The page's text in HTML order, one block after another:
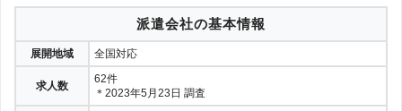
派遣会社の基本情報
展開地域 全国対応
求人数
62件
＊2023年5月23日 調査